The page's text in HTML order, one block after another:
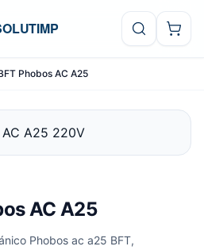
Phobos AC A25
AC A25
Phobos ac a25 BFT,